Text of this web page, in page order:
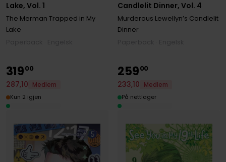
Lake, Vol. 1
The Merman Trapped in My
Lake
Candlelit Dinner, Vol. 4
Murderous Lewellyn’s Candlelit
Dinner
31900
287,10
Medlem
Kun 2 igjen
25900
233,10
Medlem
På nettlager